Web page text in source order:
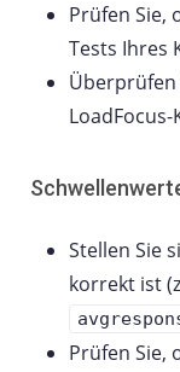
Prüfen Sie,
Tests Ihres
Überprüfen
Stellen Sie
korrekt ist
Prüfen Sie,